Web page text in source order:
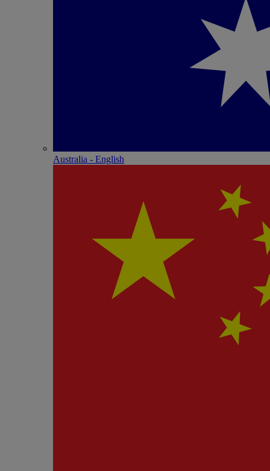
Australia - English